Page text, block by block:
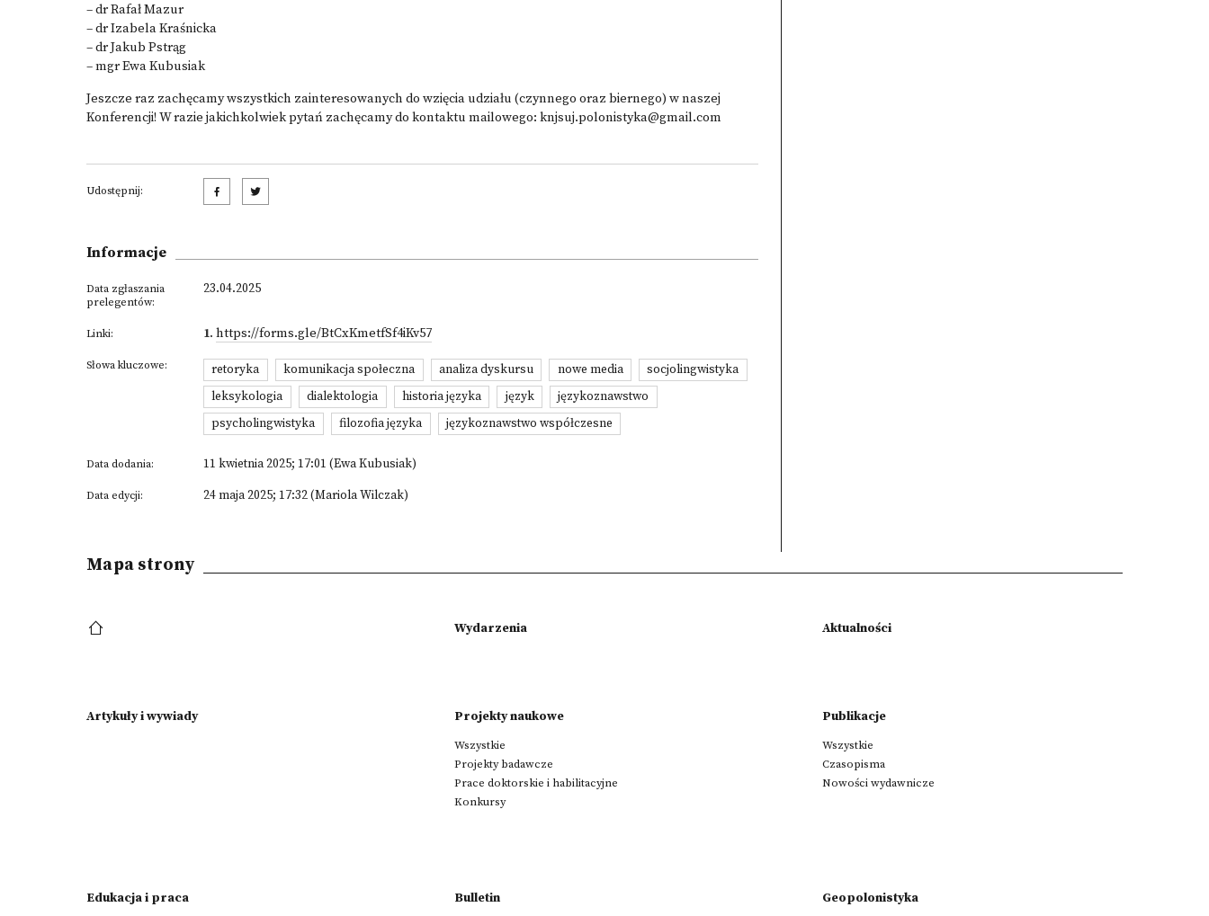
– dr Rafał Mazur
– dr Izabela Kraśnicka
– dr Jakub Pstrąg
– mgr Ewa Kubusiak
Jeszcze raz zachęcamy wszystkich zainteresowanych do wzięcia udziału (czynnego oraz biernego) w naszej
Konferencji! W razie jakichkolwiek pytań zachęcamy do kontaktu mailowego: knjsuj.polonistyka@gmail.com
Udostępnij:
Informacje
Data zgłaszania
prelegentów:
23.04.2025
Linki: 1. https://forms.gle/BtCxKmetfSf4iKv57
Słowa kluczowe: retoryka komunikacja społeczna analiza dyskursu nowe media
socjolingwistyka
leksykologia
dialektologia historia języka język
językoznawstwo
psycholingwistyka
filozofia języka językoznawstwo współczesne
Data dodania: 11 kwietnia 2025; 17:01 (Ewa Kubusiak)
Data edycji: 24 maja 2025; 17:32 (Mariola Wilczak)
Mapa strony
Wydarzenia Aktualności
Artykuły i wywiady Projekty naukowe
Wszystkie
Projekty badawcze
Prace doktorskie i habilitacyjne
Konkursy
Publikacje
Wszystkie
Czasopisma
Nowości wydawnicze
Edukacja i praca Bulletin Geopolonistyka